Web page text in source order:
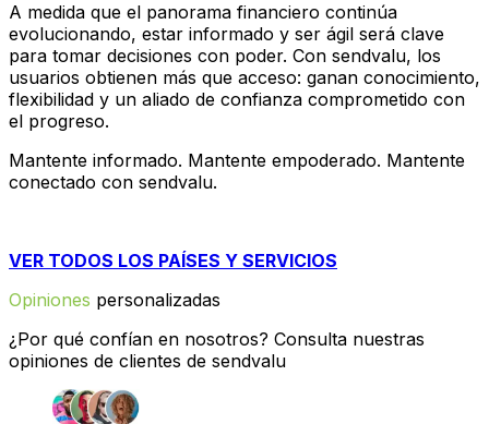
A medida que el panorama financiero continúa
evolucionando, estar informado y ser ágil será clave
para tomar decisiones con poder. Con sendvalu, los
usuarios obtienen más que acceso: ganan conocimiento,
flexibilidad y un aliado de confianza comprometido con
el progreso.
Mantente informado. Mantente empoderado. Mantente
conectado con sendvalu.
VER TODOS LOS PAÍSES Y SERVICIOS
Opiniones personalizadas
¿Por qué confían en nosotros? Consulta nuestras
opiniones de clientes de sendvalu